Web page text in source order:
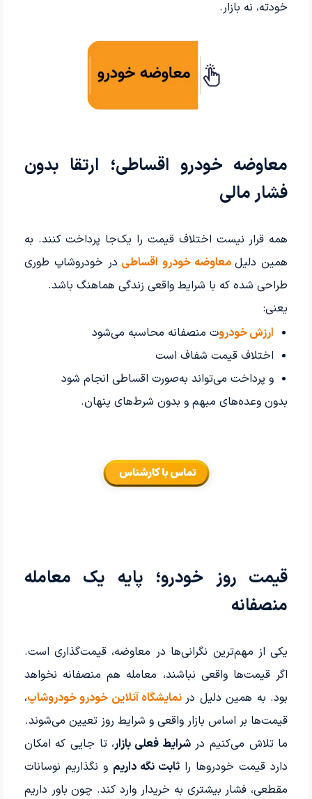
خودته، نه بازار.
معاوضه خودرو اقساطی؛ ارتقا بدون
فشار مالی
همه قرار نیست اختلاف قیمت را یک‌جا پرداخت کنند. به
همین دلیل معاوضه خودرو اقساطی در خودروشاپ طوری
طراحی شده که با شرایط واقعی زندگی هماهنگ باشد.
یعنی:
ارزش خودروت منصفانه محاسبه می‌شود
اختلاف قیمت شفاف است
و پرداخت می‌تواند به‌صورت اقساطی انجام شود
بدون وعده‌های مبهم و بدون شرط‌های پنهان.
قیمت روز خودرو؛ پایه یک معامله
منصفانه
یکی از مهم‌ترین نگرانی‌ها در معاوضه، قیمت‌گذاری است.
اگر قیمت‌ها واقعی نباشند، معامله هم منصفانه نخواهد
بود. به همین دلیل در نمایشگاه آنلاین خودرو خودروشاپ،
قیمت‌ها بر اساس بازار واقعی و شرایط روز تعیین می‌شوند.
ما تلاش می‌کنیم درشرایط فعلی بازار، تا جایی که امکان
دارد قیمت خودروها را ثابت نگه داریم و نگذاریم نوسانات
مقطعی، فشار بیشتری به خریدار وارد کند. چون باور داریم